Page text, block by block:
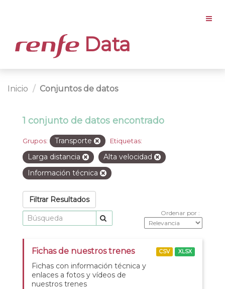
Data
Inicio Conjuntos de datos
1 conjunto de datos encontrado
Grupos: Transporte Etiquetas:
Larga distancia
Alta velocidad
Información técnica
Filtrar Resultados
Ordenar por
Fichas de nuestros trenes
Fichas con información técnica y
enlaces a fotos y vídeos de
nuestros trenes
CSV XLSX